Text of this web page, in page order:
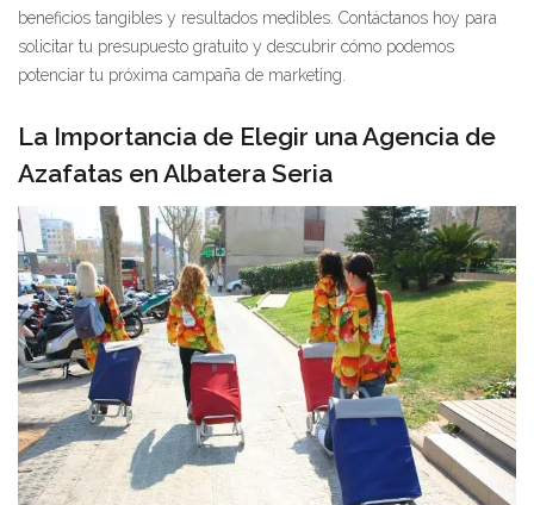
beneficios tangibles y resultados medibles. Contáctanos hoy para
solicitar tu presupuesto gratuito y descubrir cómo podemos
potenciar tu próxima campaña de marketing.
La Importancia de Elegir una Agencia de
Azafatas en Albatera Seria